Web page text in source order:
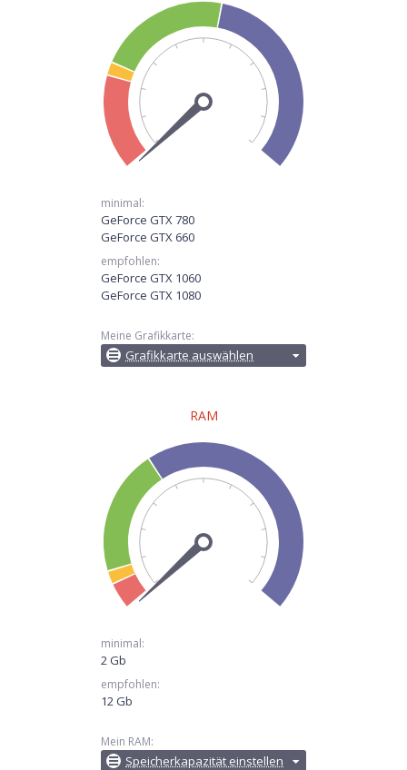
minimal:
GeForce GTX 780
GeForce GTX 660
empfohlen:
GeForce GTX 1060
GeForce GTX 1080
Meine Grafikkarte:
Grafikkarte auswählen
RAM
minimal:
2 Gb
empfohlen:
12 Gb
Mein RAM:
Speicherkapazität einstellen